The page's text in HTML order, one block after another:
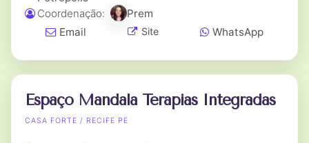
Coordenação:
Prem
Email
Site WhatsApp
Espaço Mandala Terapias Integradas
CASA FORTE / RECIFE PE